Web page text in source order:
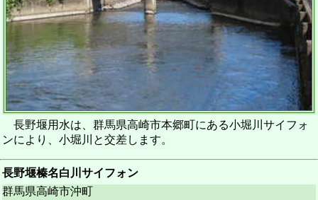
長野堰用水は、群馬県高崎市本郷町にある小堀川サイフォ
ンにより、小堀川と交差します。
長野堰榛名白川サイフォン
群馬県高崎市沖町